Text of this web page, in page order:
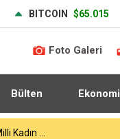
BITCOIN $65.015
Foto Galeri
Bülten Ekonomi